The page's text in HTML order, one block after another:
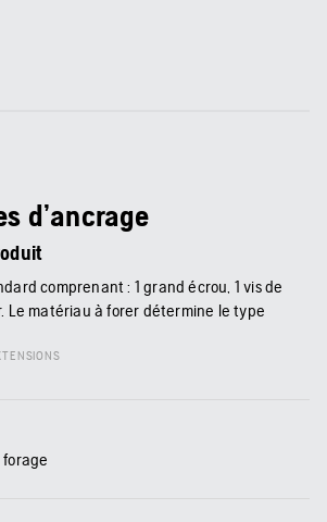
d’ancrage
comprenant : 1 grand écrou, 1 vis de
Le matériau à forer détermine le type